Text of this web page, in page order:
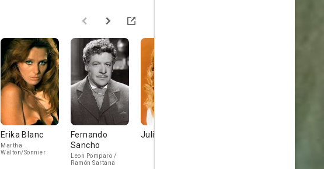
Erika Blanc
Martha
Walton/Sonnier
Fernando
Sancho
Leon Pomparo /
Ramón Sartana
Juliet Mills